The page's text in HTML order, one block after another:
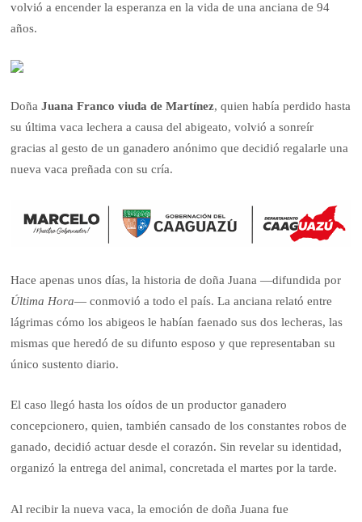
volvió a encender la esperanza en la vida de una anciana de 94
años.
DoñaJuana Franco viuda de Martínez, quien había perdido hasta
su última vaca lechera a causa del abigeato, volvió a sonreír
gracias al gesto de un ganadero anónimo que decidió regalarle una
nueva vaca preñada con su cría.
Hace apenas unos días, la historia de doña Juana —difundida por
Última Hora— conmovió a todo el país. La anciana relató entre
lágrimas cómo los abigeos le habían faenado sus dos lecheras, las
mismas que heredó de su difunto esposo y que representaban su
único sustento diario.
El caso llegó hasta los oídos de un productor ganadero
concepcionero, quien, también cansado de los constantes robos de
ganado, decidió actuar desde el corazón. Sin revelar su identidad,
organizó la entrega del animal, concretada el martes por la tarde.
Al recibir la nueva vaca, la emoción de doña Juana fue